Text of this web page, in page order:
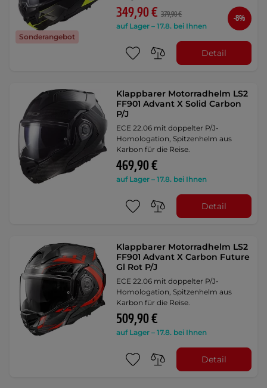
Sonderangebot
349,90 € 379,90 €
auf Lager – 17.8. bei Ihnen
-8%
Detail
Klappbarer Motorradhelm LS2
FF901 Advant X Solid Carbon
P/J
ECE 22.06 mit doppelter P/J-
Homologation, Spitzenhelm aus
Karbon für die Reise.
469,90 €
auf Lager – 17.8. bei Ihnen
Detail
Klappbarer Motorradhelm LS2
FF901 Advant X Carbon Future
Gl Rot P/J
ECE 22.06 mit doppelter P/J-
Homologation, Spitzenhelm aus
Karbon für die Reise.
509,90 €
auf Lager – 17.8. bei Ihnen
Detail